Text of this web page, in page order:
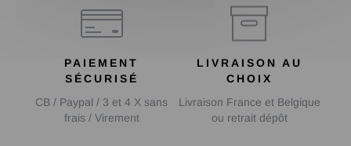
PAIEMENT
SÉCURISÉ
CB / Paypal / 3 et 4 X sans
frais / Virement
LIVRAISON AU
CHOIX
Livraison France et Belgique
ou retrait dépôt